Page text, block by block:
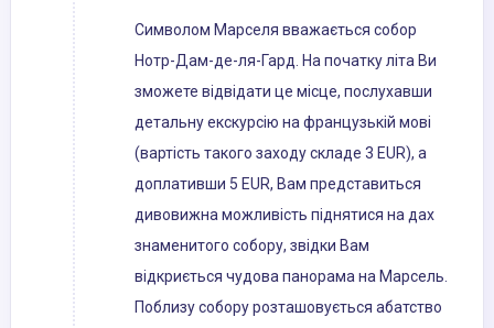
Символом Марселя вважається собор
Нотр-Дам-де-ля-Гард. На початку літа Ви
зможете відвідати це місце, послухавши
детальну екскурсію на французькій мові
(вартість такого заходу складе 3 EUR), а
доплативши 5 EUR, Вам представиться
дивовижна можливість піднятися на дах
знаменитого собору, звідки Вам
відкриється чудова панорама на Марсель.
Поблизу собору розташовується абатство